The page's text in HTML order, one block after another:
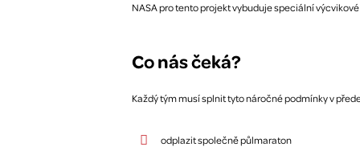
NASA pro tento projekt vybuduje speciální
Co nás čeká?
Každý tým musí splnit tyto náročné podmínky v
odplazit společně půlmaraton